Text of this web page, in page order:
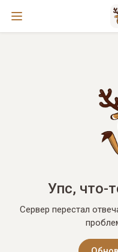
Упс, что-
Сервер перестал